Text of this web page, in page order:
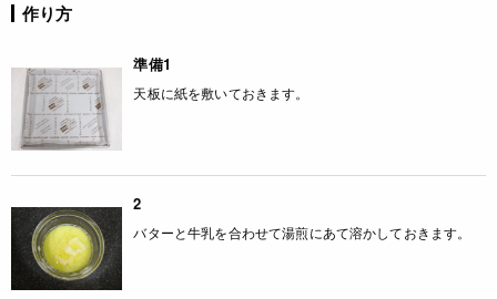
作り方
準備1
天板に紙を敷いておきます。
2
バターと牛乳を合わせて湯煎にあて溶かしておきます。